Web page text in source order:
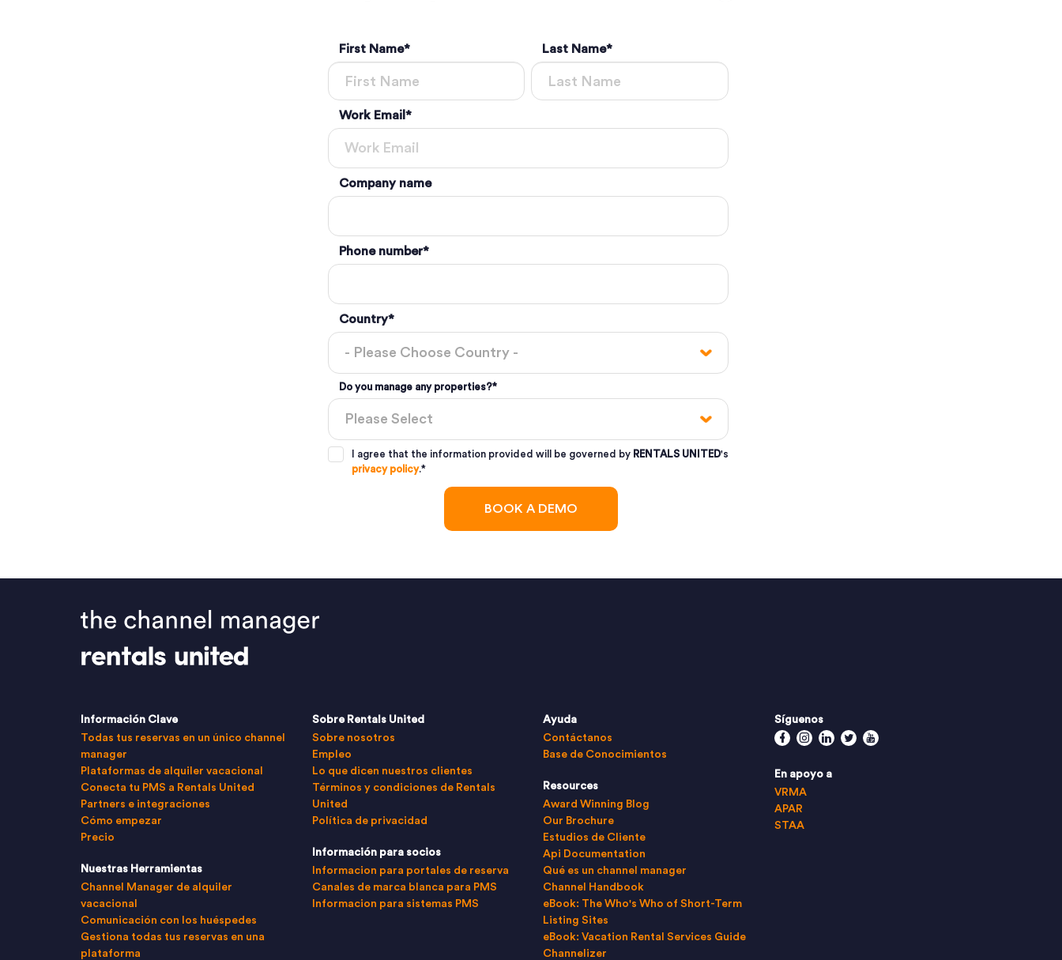
First Name* Last Name*
Work Email *
Company name
Phone number*
Country*
Do you manage any properties?*
I agree that the information provided will be governed by RENTALS UNITED's
privacy policy.*
Información Clave
Todas tus reservas en un único channel
manager
Plataformas de alquiler vacacional
Conecta tu PMS a Rentals United
Partners e integraciones
Cómo empezar
Precio
Nuestras Herramientas
Channel Manager de alquiler
vacacional
Comunicación con los huéspedes
Gestiona todas tus reservas en una
plataforma
Sobre Rentals United
Sobre nosotros
Empleo
Lo que dicen nuestros clientes
Términos y condiciones de Rentals
United
Política de privacidad
Información para socios
Informacion para portales de reserva
Canales de marca blanca para PMS
Informacion para sistemas PMS
Ayuda
Contáctanos
Base de Conocimientos
Resources
Award Winning Blog
Our Brochure
Estudios de Cliente
Api Documentation
Qué es un channel manager
Channel Handbook
eBook: The Who's Who of Short-Term
Listing Sites
eBook: Vacation Rental Services Guide
Channelizer
Síguenos
FacebookInstagram
LinkedinTwitter
En apoyo a
VRMA
APAR
STAA